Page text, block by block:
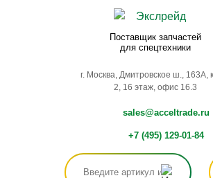
Поставщик запчастей
для спецтехники
г. Москва, Дмитровское ш., 163А,
2, 16 этаж, офис 16.3
sales@acceltrade.ru
+7 (495) 129-01-84